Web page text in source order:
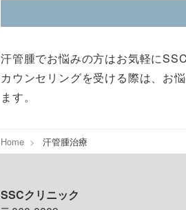
汗管腫でお悩みの方はお気軽に
カウンセリングを受ける際は、お
ます。
Home 汗管腫治療
SSCクリニック